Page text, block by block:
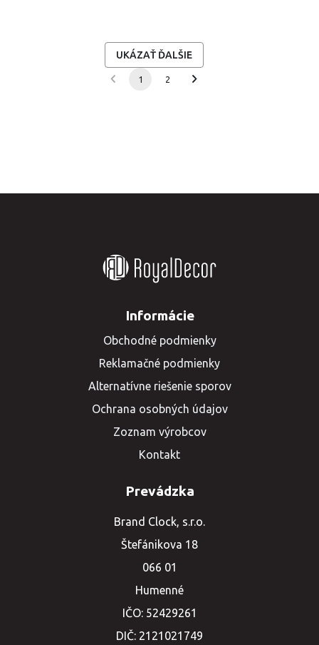
fotografie, píšte do vybraného
poľa pri výbere varianty!
fotografie, píšte do vybraného
poľa pri výbere varianty!
UKÁZAŤ ĎALŠIE
1 2
Informácie
Obchodné podmienky
Reklamačné podmienky
Alternatívne riešenie sporov
Ochrana osobných údajov
Zoznam výrobcov
Kontakt
Prevádzka
Brand Clock, s.r.o.
Štefánikova 18
066 01
Humenné
IČO: 52429261
DIČ: 2121021749